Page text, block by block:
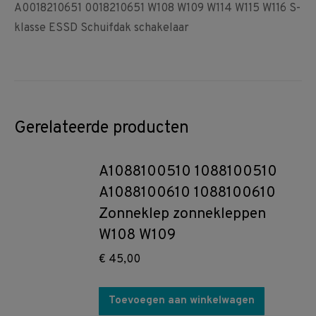
A0018210651 0018210651 W108 W109 W114 W115 W116 S-
klasse ESSD Schuifdak schakelaar
Gerelateerde producten
A1088100510 1088100510
A1088100610 1088100610
Zonneklep zonnekleppen
W108 W109
€ 45,00
Toevoegen aan winkelwagen